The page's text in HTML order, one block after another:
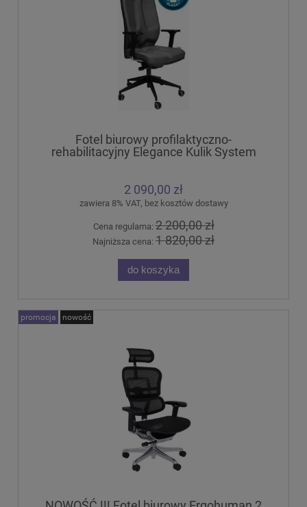
Fotel biurowy profilaktyczno-
rehabilitacyjny Elegance Kulik System
2 090,00 zł
zawiera 8% VAT, bez kosztów dostawy
Cena regularna:2 200,00 zł
Najniższa cena: 1 820,00 zł
do koszyka
promocja nowość